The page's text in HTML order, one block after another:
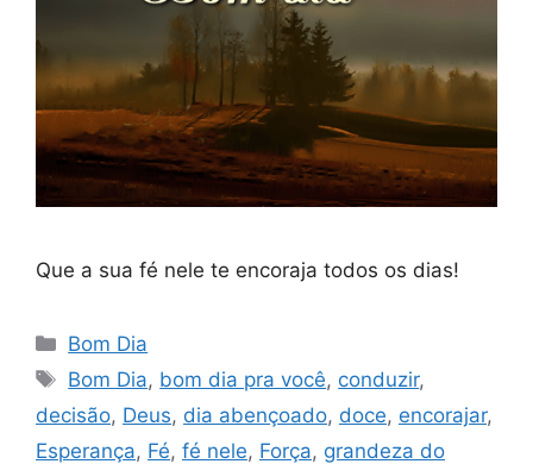
Que a sua fé nele te encoraja todos os dias!
Categorias
Bom Dia
Tags
Bom Dia, bom dia pra você, conduzir,
decisão, Deus, dia abençoado, doce, encorajar,
Esperança, Fé, fé nele, Força, grandeza do